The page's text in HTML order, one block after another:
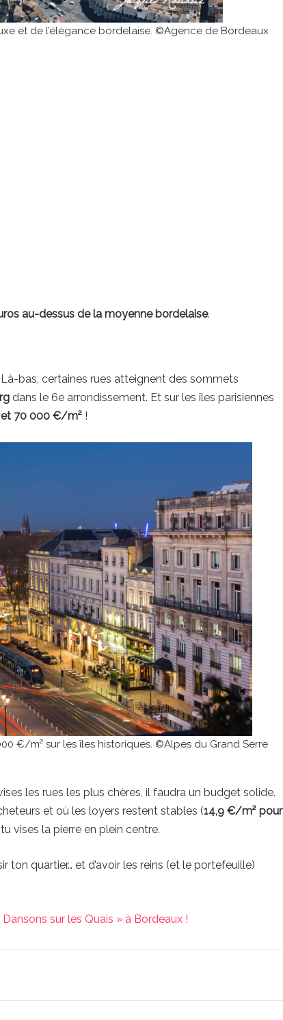
et de l’élégance bordelaise. ©Agence de Bordeaux
au-dessus de la moyenne bordelaise.
bas, certaines rues atteignent des sommets
dans le 6e arrondissement. Et sur les îles parisiennes
et 70 000 €/m² !
€/m² sur les îles historiques. ©Alpes du Grand Serre
les rues les plus chères, il faudra un budget solide.
et où les loyers restent stables (14,9 €/m² pour
vises la pierre en plein centre.
ton quartier… et d’avoir les reins (et le portefeuille)
sur les Quais » à Bordeaux !